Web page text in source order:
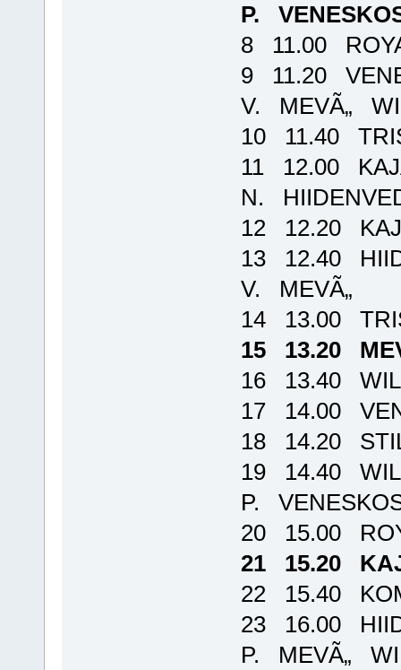
P.
8 11.00
9 11.20
V. MEVÃ„
10 11.40
11 12.00
N.
12 12.20
13 12.40
V. MEVÃ„
14 13.00
15 13.20
16 13.40
17 14.00
18 14.20
19 14.40
P.
20 15.00
21 15.20
22 15.40
23 16.00
P. MEVÃ„